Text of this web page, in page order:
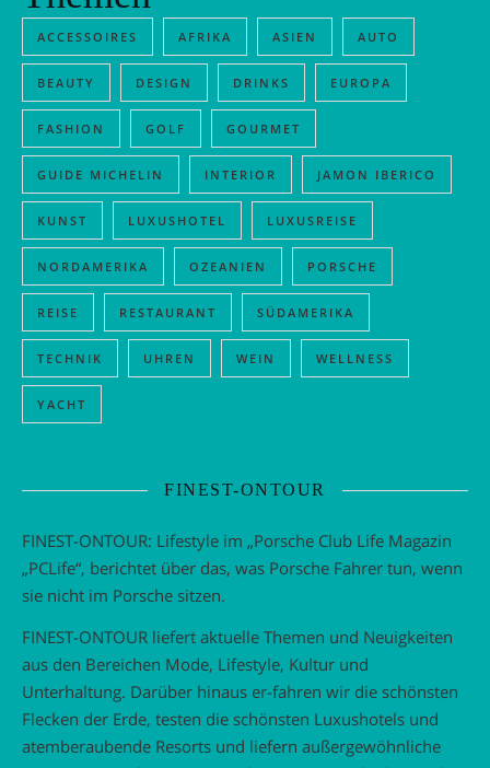
ACCESSOIRES AFRIKA ASIEN AUTO
BEAUTY DESIGN DRINKS EUROPA
FASHION GOLF GOURMET
GUIDE MICHELIN INTERIOR JAMON IBERICO
KUNST LUXUSHOTEL LUXUSREISE
NORDAMERIKA OZEANIEN PORSCHE
REISE RESTAURANT SÜDAMERIKA
TECHNIK UHREN WEIN WELLNESS
YACHT
FINEST-ONTOUR
FINEST-ONTOUR: Lifestyle im „Porsche Club Life Magazin
„PCLife“, berichtet über das, was Porsche Fahrer tun, wenn
sie nicht im Porsche sitzen.
FINEST-ONTOUR liefert aktuelle Themen und Neuigkeiten
aus den Bereichen Mode, Lifestyle, Kultur und
Unterhaltung. Darüber hinaus er-fahren wir die schönsten
Flecken der Erde, testen die schönsten Luxushotels und
atemberaubende Resorts und liefern außergewöhnliche